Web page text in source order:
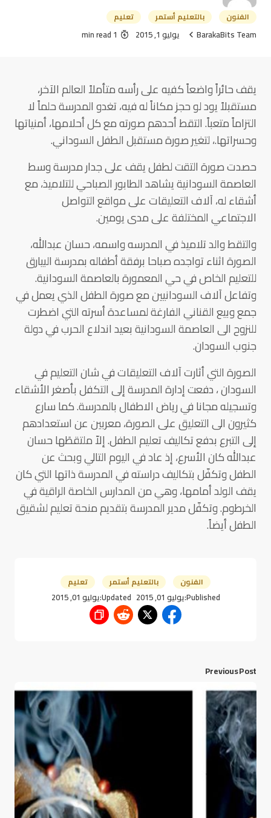
الفنون بالتعليم أستمر تعليم
BarakaBits Team يوليو 1, 2015 1 min read
يقف حائراً واضعاً كفيه على رأسه متأملاً العالم الآخر،
مستقبلاً يود لو حجز مكاناً له فيه، تغدو المدرسة حلماً لا
التزاماً متعباً. التقط أحدهم صورته مع كل أحلامها، أمنياتها
وحسراتها.، لتغير صورة مستقبل الطفل السوداني.
حصدت صورة التقت لطفل يقف على جدار مدرسة وسط
العاصمة السودانية يشاهد الطابور الصباحي للتلاميذ، مع
أشقاء له، آلاف التعليقات على مواقع التواصل
الاجتماعي المختلفة على مدى يومين.
والتقط والد تلاميذ في المدرسه واسمه، حسان عبدالله،
الصورة اثناء تواجده صباحا برفقة أطفاله بمدرسة البيارق
للتعليم الخاص في حي المعمورة بالعاصمة السودانية.
وتفاعل آلاف السودانيين مع صورة الطفل الذي يعمل في
جمع وبيع القناني الفارغة لمساعدة أسرته التي اضطرت
للنزوح الى العاصمة السودانية بعيد اندلاع الحرب في دولة
جنوب السودان.
الصورة التي أثارت آلاف التعليقات في شان التعليم في
السودان ، دفعت إدارة المدرسة إلى التكفل بأصغر الأشقاء
وتسجيله مجانا في رياض الاطفال بالمدرسة. كما سارع
كثيرون الى التعليق على الصورة، معربين عن استعدادهم
إلى التبرع بدفع تكاليف تعليم الطفل. إلاّ ملتقطَها حسان
عبدالله كان الأسرع، إذ عاد في اليوم التالي وبحث عن
الطفل وتكفّل بتكاليف دراسته في المدرسة ذاتها التي كان
يقف الولد أمامها، وهي من المدارس الخاصة الراقية في
الخرطوم. وتكفّل مدير المدرسة بتقديم منحة تعليم لشقيق
الطفل أيضاً.
الفنون بالتعليم أستمر تعليم
Published:يوليو 01, 2015 Updated:يوليو 01, 2015
Previous Post